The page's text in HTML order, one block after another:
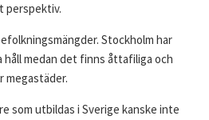
perspektiv.
Stockholm har
håll medan det finns åttafiliga och
megastäder.
som utbildas i Sverige kanske inte